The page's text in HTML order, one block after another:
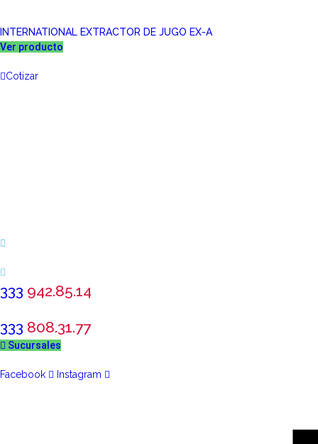
INTERNATIONAL EXTRACTOR DE JUGO EX-A
Ver producto
Cotizar
333 942.85.14
333 808.31.77
Sucursales
Facebook Instagram